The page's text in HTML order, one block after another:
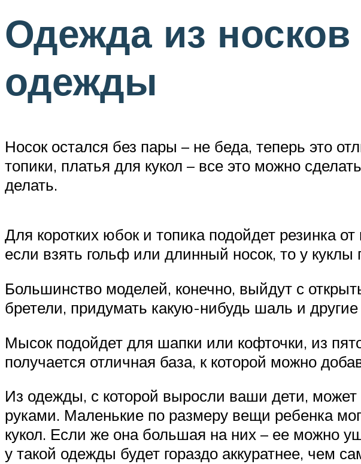
Одежда из носков
одежды
Носок остался без пары – не беда, теперь это
топики, платья для кукол – все это можно
делать.
Для коротких юбок и топика подойдет резинка
если взять гольф или длинный носок, то у
Большинство моделей, конечно, выйдут с
бретели, придумать какую-нибудь шаль и
Мысок подойдет для шапки или кофточки, из
получается отличная база, к которой можно
Из одежды, с которой выросли ваши дети,
руками. Маленькие по размеру вещи ребенка
кукол. Если же она большая на них – ее можно
у такой одежды будет гораздо аккуратнее, чем